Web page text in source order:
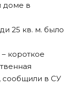
доме в
25 кв. м. было
короткое
сообщили в СУ